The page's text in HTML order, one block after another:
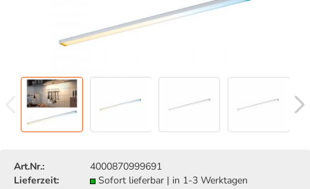
Art.Nr.:
4000870999691
Lieferzeit:
Sofort lieferbar | in 1-3 Werktagen